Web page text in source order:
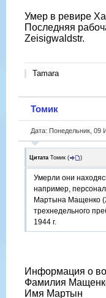
Умер в ревире
Последняя
Zeisigwaldstr.
Tamara
Томик
Дата: Понедельник, 09
Цитата Томик ( )
Умерли они
например,
Мартына Мащенко
трехнедельного
1944 г.
Информация о
Фамилия
Имя Мартын